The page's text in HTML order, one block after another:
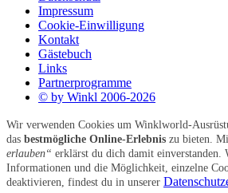
Impressum
Cookie-Einwilligung
Kontakt
Gästebuch
Links
Partnerprogramme
© by Winkl 2006-2026
Wir verwenden Cookies um Winklworld-
das bestmögliche Online-Erlebnis zu bieten.
erlauben“ erklärst du dich damit einverstanden.
Informationen und die Möglichkeit, einzelne
deaktivieren, findest du in unserer